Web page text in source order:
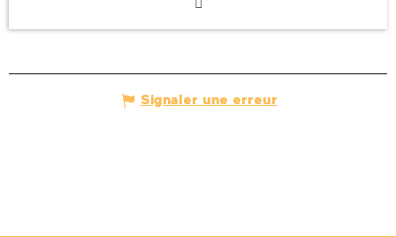
Signaler une erreur